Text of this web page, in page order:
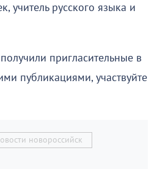
учитель русского языка и
пригласительные в
публикациями, участвуйте
новороссийск